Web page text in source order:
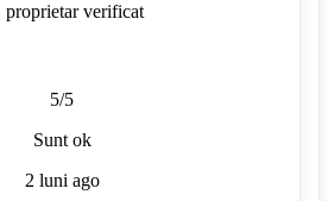
proprietar verificat
5/5
Sunt ok
2 luni ago